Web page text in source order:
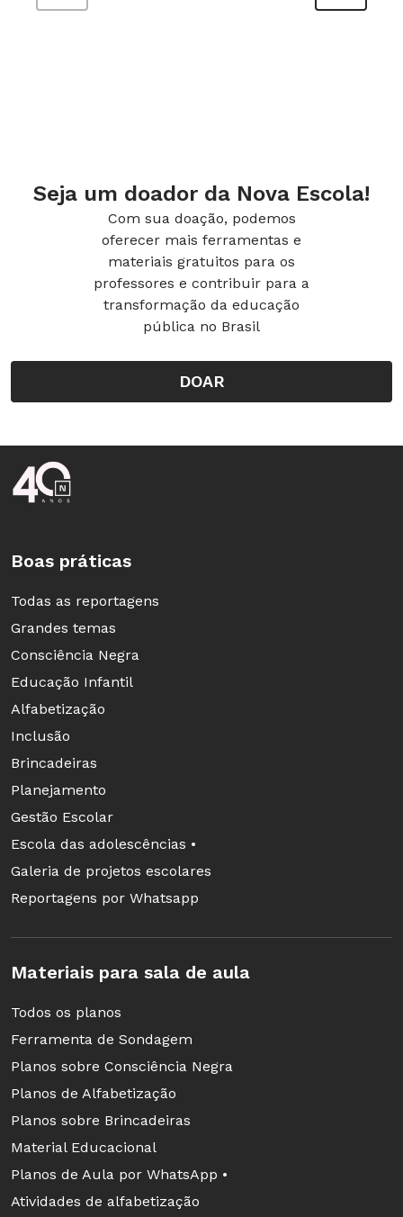
Consultoria
Seja um doador da Nova Escola!
Com sua doação, podemos
oferecer mais ferramentas e
materiais gratuitos para os
professores e contribuir para a
transformação da educação
pública no Brasil
DOAR
Rodapé da Nova Escola
Boas práticas
Todas as reportagens
Grandes temas
Consciência Negra
Educação Infantil
Alfabetização
Inclusão
Brincadeiras
Planejamento
Gestão Escolar
Escola das adolescências •
Galeria de projetos escolares
Reportagens por Whatsapp
Materiais para sala de aula
Todos os planos
Ferramenta de Sondagem
Planos sobre Consciência Negra
Planos de Alfabetização
Planos sobre Brincadeiras
Material Educacional
Planos de Aula por WhatsApp •
Atividades de alfabetização